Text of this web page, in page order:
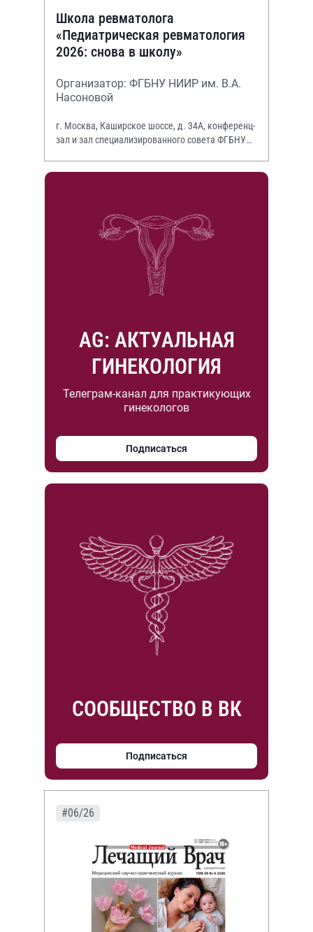
Школа ревматолога
«Педиатрическая ревматология
2026: снова в школу»
Организатор: ФГБНУ НИИР им. В.А.
Насоновой
г. Москва, Каширское шоссе, д. 34А, конференц-
зал и зал специализированного совета ФГБНУ
AG: АКТУАЛЬНАЯ
ГИНЕКОЛОГИЯ
Телеграм-канал для практикующих
гинекологов
Подписаться
СООБЩЕСТВО В ВК
Подписаться
#06/26